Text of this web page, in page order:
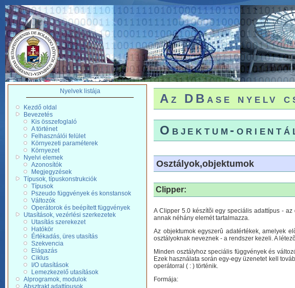
Nyelvek listája
Kezdő oldal
Bevezetés
Kis összefoglaló
A történet
Felhasználói felület
Környezeti paraméterek
Környezet
Nyelvi elemek
Azonosítók
Megjegyzések
Típusok, típuskonstrukciók
Típusok
Pszeudo függvények és konstansok
Változók
Operátorok és beépített függvények
Utasítások, vezérlési szerkezetek
Utasítás szerekezet
Hatókör
Értékadás, üres utasítás
Szekvencia
Elágazás
Ciklus
I/O utasítások
Lemezkezelő utasítások
Alprogramok, modulok
Absztrakt adattípusok
Az DBase nyelv
Objektum-
Osztályok,objektumok
Clipper:
A Clipper 5.0 készítõi egy speciális adattípus -
annak néhány elemét tartalmazza.
Az objektumok egyszerû adatértékek, amelyek
osztályoknak neveznek - a rendszer kezeli. A
Minden osztályhoz speciális függvények és
Ezek használata során egy-egy üzenetet kell
operátorral ( : ) történik.
Formája: